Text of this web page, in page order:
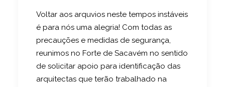
Voltar aos arquvios neste tempos instáveis
é para nós uma alegria! Com todas as
precauções e medidas de segurança,
reunimos no Forte de Sacavém no sentido
de solicitar apoio para identificação das
arquitectas que terão trabalhado na